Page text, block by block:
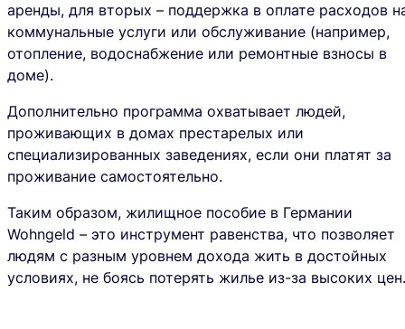
аренды, для вторых – поддержка в оплате расходов
коммунальные услуги или обслуживание (например,
отопление, водоснабжение или ремонтные взносы в
доме).
Дополнительно программа охватывает людей,
проживающих в домах престарелых или
специализированных заведениях, если они платят за
проживание самостоятельно.
Таким образом, жилищное пособие в Германии
Wohngeld – это инструмент равенства, что позволяет
людям с разным уровнем дохода жить в достойных
условиях, не боясь потерять жилье из-за высоких цен.